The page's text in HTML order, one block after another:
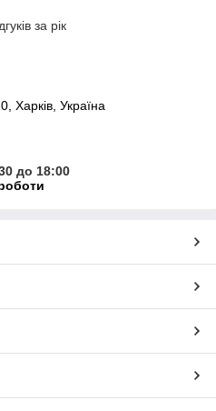
за рік
Харків, Україна
до 18:00